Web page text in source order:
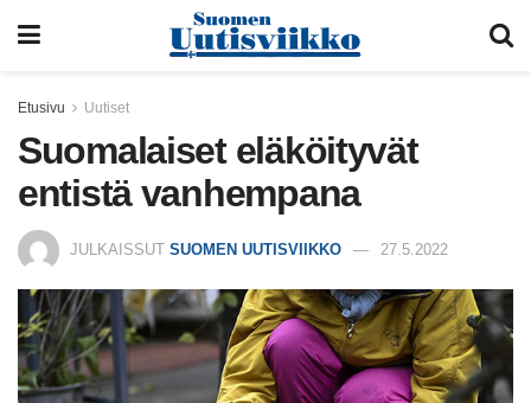
Etusivu Uutiset
Suomalaiset eläköityvät
entistä vanhempana
JULKAISSUT SUOMEN UUTISVIIKKO 27.5.2022